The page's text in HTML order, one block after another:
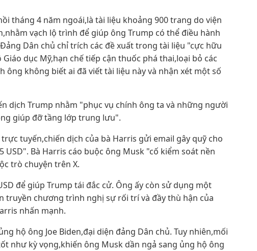
tháng 4 năm ngoái,là tài liệu khoảng 900 trang do viện
vạch lộ trình để giúp ông Trump có thể điều hành
Dân chủ chỉ trích các đề xuất trong tài liệu "cực hữu
dục Mỹ,hạn chế tiếp cận thuốc phá thai,loại bỏ các
ông không biết ai đã viết tài liệu này và nhận xét một số
dịch Trump nhằm "phục vụ chính ông ta và những người
giúp đỡ tầng lớp trung lưu".
tuyến,chiến dịch của bà Harris gửi email gây quỹ cho
Bà Harris cáo buộc ông Musk "cố kiểm soát nền
trò chuyện trên X.
để giúp Trump tái đắc cử. Ông ấy còn sử dụng một
chương trình nghị sự rối trí và đầy thù hận của
nhấn mạnh.
hộ ông Joe Biden,đại diện đảng Dân chủ. Tuy nhiên,mối
như kỳ vọng,khiến ông Musk dần ngả sang ủng hộ ông